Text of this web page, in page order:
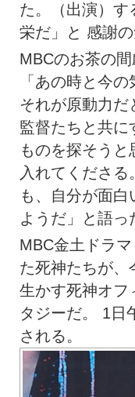
た。（出演）す
栄だ」と 感謝の
MBCのお茶の
「あの時と今
それが原動力だ
監督たちと共に
ものを探そう
入れてくださ
も、自分が面
ようだ」と語っ
MBC金土ドラ
た死神たちが、
生かす死神オフ
タジーだ。 1日
される。